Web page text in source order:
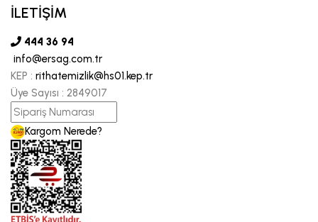
İLETİŞİM
444 36 94
info@ersag.com.tr
KEP : rithatemizlik@hs01.kep.tr
Üye Sayısı : 2849017
Kargom Nerede?